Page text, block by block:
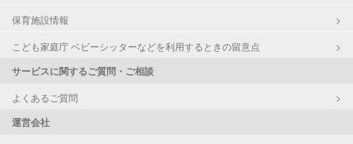
保育施設情報
こども家庭庁 ベビーシッターなどを利用するときの留意点
サービスに関するご質問・ご相談
よくあるご質問
運営会社